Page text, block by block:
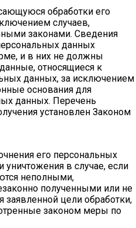
обработки его
случаев,
законами. Сведения
данных
и в них не должны
относящиеся к
данных, за исключением
основания для
данных. Перечень
установлен Законом
его персональных
уничтожения в случае, если
неполными,
полученными или не
цели обработки,
законом меры по